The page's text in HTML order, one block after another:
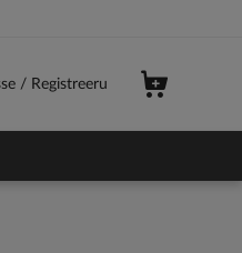
/ Registreeru